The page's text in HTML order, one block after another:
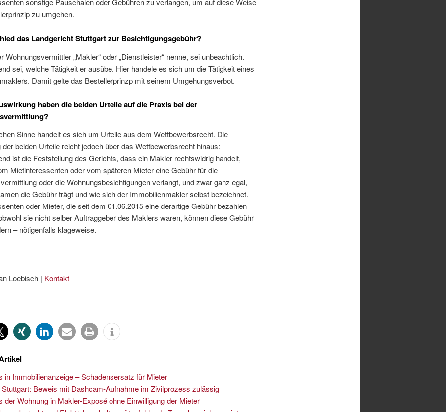
sonstige Pauschalen oder Gebühren zu verlangen, um auf diese Weise
zu umgehen.
das Landgericht Stuttgart zur Besichtigungsgebühr?
Wohnungsvermittler „Makler“ oder „Dienstleister“ nenne, sei unbeachtlich.
sei, welche Tätigkeit er ausübe. Hier handele es sich um die Tätigkeit eines
Damit gelte das Bestellerprinzp mit seinem Umgehungsverbot.
haben die beiden Urteile auf die Praxis bei der
Sinne handelt es sich um Urteile aus dem Wettbewerbsrecht. Die
der beiden Urteile reicht jedoch über das Wettbewerbsrecht hinaus:
ist die Feststellung des Gerichts, dass ein Makler rechtswidrig handelt,
Mietinteressenten oder vom späteren Mieter eine Gebühr für die
oder die Wohnungsbesichtigungen verlangt, und zwar ganz egal,
die Gebühr trägt und wie sich der Immobilienmakler selbst bezeichnet.
oder Mieter, die seit dem 01.06.2015 eine derartige Gebühr bezahlen
sie nicht selber Auftraggeber des Maklers waren, können diese Gebühr
– nötigenfalls klageweise.
Loebisch | Kontakt
in Immobilienanzeige – Schadensersatz für Mieter
Stuttgart: Beweis mit Dashcam-Aufnahme im Zivilprozess zulässig
der Wohnung in Makler-Exposé ohne Einwilligung der Mieter